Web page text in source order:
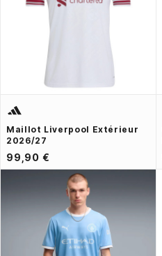
Maillot Liverpool Extérieur
2026/27
99,90 €